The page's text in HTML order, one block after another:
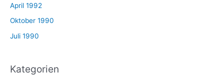
April 1992
Oktober 1990
Juli 1990
Kategorien